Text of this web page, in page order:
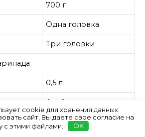
700 г
Одна головка
Три головки
0,5 л
4 чайных ложки
2 чайных ложки
cookie для хранения данных.
сайт, Вы даете свое согласие на
с этими файлами.
OK